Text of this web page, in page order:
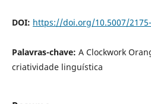
DOI: https://doi.org/10.5007/
Palavras-chave: A Clockwork
criatividade linguística